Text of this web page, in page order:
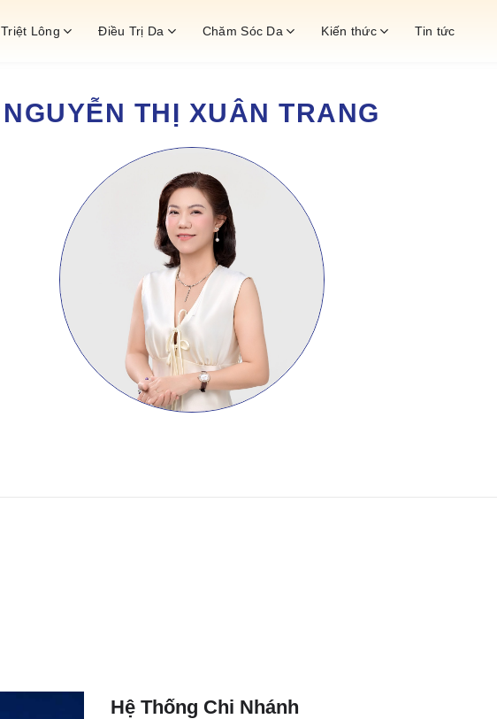
Triệt Lông Điều Trị Da Chăm Sóc Da Kiến thức Tin tức
NGUYỄN THỊ XUÂN TRANG
Hệ Thống Chi Nhánh